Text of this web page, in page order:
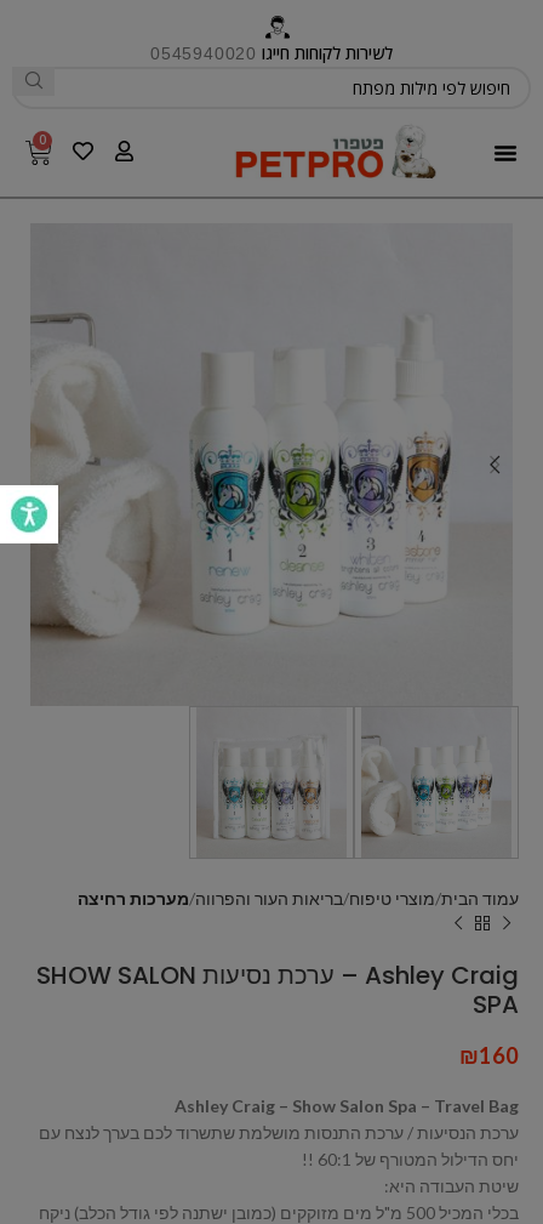
לשירות לקוחות חייגו 0545940020
0
עמוד הבית מוצרי טיפוח בריאות העור והפרווה מערכות רחיצה
Ashley Craig – ערכת נסיעות SHOW SALON
SPA
₪160
Ashley Craig – Show Salon Spa – Travel Bag
ערכת הנסיעות / ערכת התנסות מושלמת שתשרוד לכם בערך לנצח עם
יחס הדילול המטורף של 60:1 !!
שיטת העבודה היא:
בכלי המכיל 500 מ"ל מים מזוקקים (כמובן ישתנה לפי גודל הכלב) ניקח